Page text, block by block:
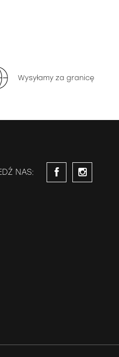
Wysyłamy za granicę
NAS: